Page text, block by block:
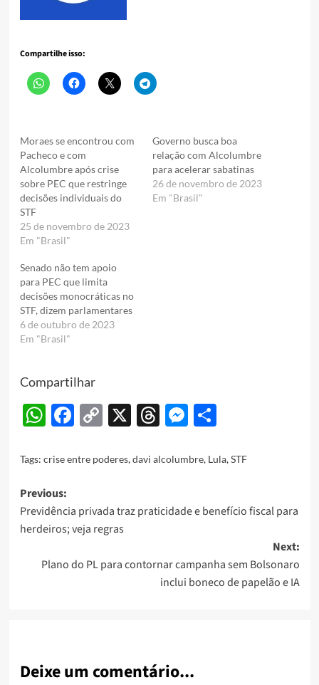
Compartilhe isso:
Moraes se encontrou com
Pacheco e com
Alcolumbre após crise
sobre PEC que restringe
decisões individuais do
STF
25 de novembro de 2023
Em "Brasil"
Governo busca boa
relação com Alcolumbre
para acelerar sabatinas
26 de novembro de 2023
Em "Brasil"
Senado não tem apoio
para PEC que limita
decisões monocráticas no
STF, dizem parlamentares
6 de outubro de 2023
Em "Brasil"
Compartilhar
WhatsApp
Facebook
Copy
X Threads
Messenger
Share
Tags: crise entre poderes,davi alcolumbre, Lula,STF
Post
navigation
Previous:
Previdência privada traz praticidade e benefício fiscal para
herdeiros; veja regras
Next:
Plano do PL para contornar campanha sem Bolsonaro
inclui boneco de papelão e IA
Deixe um comentário...